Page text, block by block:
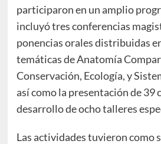
participaron en un amplio
incluyó tres conferencias
ponencias orales distribuidas
temáticas de Anatomía
Conservación, Ecología, y
así como la presentación de 39
desarrollo de ocho talleres
Las actividades tuvieron como